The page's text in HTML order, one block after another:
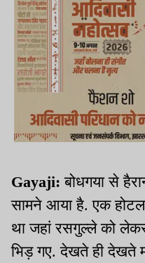
Gayaji:बोधगया से
सामने आया है. एक होटल
था जहां रसगुल्ले को
भिड़ गए. देखते ही देखते